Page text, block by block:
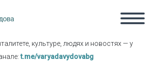
культуре, людях и новостях — у
t.me/varyadavydovabg